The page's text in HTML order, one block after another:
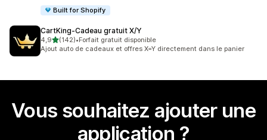
Built for Shopify
CartKing‑Cadeau gratuit X/Y
4,9étoile(s) sur 5
(142)
142 avis au total
•Forfait gratuit disponible
Ajout auto de cadeaux et offres X=Y directement dans le panier
Vous souhaitez ajouter une
application ?